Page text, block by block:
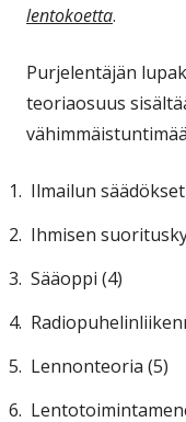
lentokoetta.
Purjelentäjän
teoriaosuus
Ilmailun
Ihmisen
Sääoppi (4)
Lennonteoria (5)